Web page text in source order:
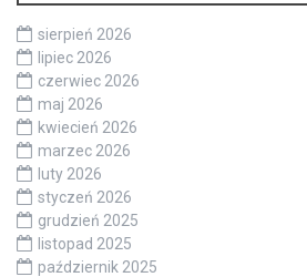
sierpień 2026
lipiec 2026
czerwiec 2026
maj 2026
kwiecień 2026
marzec 2026
luty 2026
styczeń 2026
grudzień 2025
listopad 2025
październik 2025